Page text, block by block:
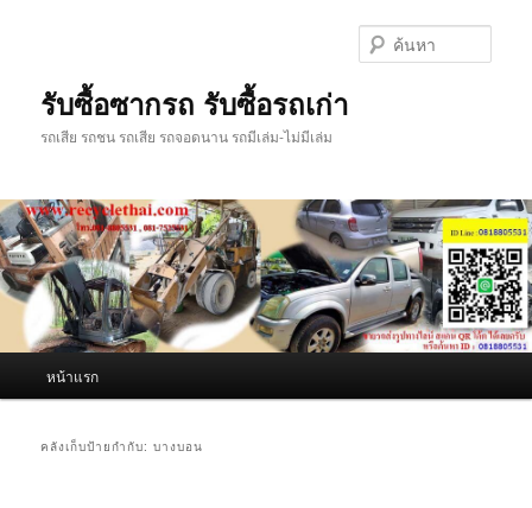
รับซื้อซากรถ รับซื้อรถเก่า
รถเสีย รถชน รถเสีย รถจอดนาน รถมีเล่ม-ไม่มีเล่ม
หน้าแรก
คลังเก็บป้ายกำกับ:บางบอน